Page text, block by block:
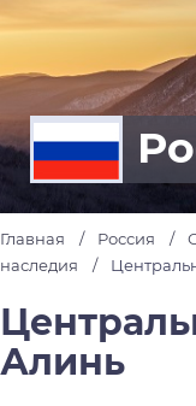
Главная Россия
наследия
Алинь